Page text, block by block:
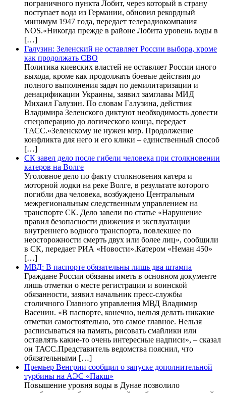
пограничного пункта Лобит, через который в страну
поступает вода из Германии, обновил рекордный
минимум 1947 года, передает телерадиокомпания
NOS.«Никогда прежде в районе Лобита уровень воды в
[…]
Галузин: Зеленский не оставляет России выбора, кроме
как продолжать СВО
Политика киевских властей не оставляет России иного
выхода, кроме как продолжать боевые действия до
полного выполнения задач по демилитаризации и
денацификации Украины, заявил замглавы МИД
Михаил Галузин. По словам Галузина, действия
Владимира Зеленского диктуют необходимость довести
спецоперацию до логического конца, передает
ТАСС.«Зеленскому не нужен мир. Продолжение
конфликта для него и его клики – единственный способ
[…]
СК завел дело после гибели человека при столкновении
катеров на Волге
Уголовное дело по факту столкновения катера и
моторной лодки на реке Волге, в результате которого
погибли два человека, возбуждено Центральным
межрегиональным следственным управлением на
транспорте СК. Дело завели по статье «Нарушение
правил безопасности движения и эксплуатации
внутреннего водного транспорта, повлекшее по
неосторожности смерть двух или более лиц», сообщили
в СК, передает РИА «Новости».Катером «Неман 450»
[…]
МВД: В паспорте обязательны лишь два штампа
Граждане России обязаны иметь в основном документе
лишь отметки о месте регистрации и воинской
обязанности, заявил начальник пресс-службы
столичного Главного управления МВД Владимир
Васенин. «В паспорте, конечно, нельзя делать никакие
отметки самостоятельно, это самое главное. Нельзя
расписываться на память, рисовать смайлики или
оставлять какие-то очень интересные надписи», – сказал
он ТАСС.Представитель ведомства пояснил, что
обязательными […]
Премьер Венгрии сообщил о запуске дополнительной
турбины на АЭС «Пакш»
Повышение уровня воды в Дунае позволило